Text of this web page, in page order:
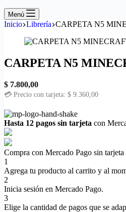
Menú
Inicio Librería CARPETA N5
CARPETA N5
$ 7.800,00
💳 Precio con tarjeta: $ 9.360,00
Hasta 12 pagos sin tarjeta con
Compra con Mercado Pago sin tarjeta
1
Agrega tu producto al carrito y al
2
Inicia sesión en Mercado Pago.
3
Elige la cantidad de pagos que se